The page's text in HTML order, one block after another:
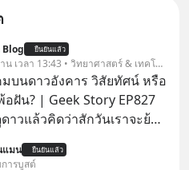
ยืนยันแล้ว
เมื่อวาน เวลา 13:43 • วิทยาศาสตร์ & เทคโนโลยี
บนดาวอังคาร วิสัยทัศน์ หรือ
อฝัน? | Geek Story EP827
าวแล้วคิดว่าสักวันเราจะย้าย
บอกไว้หรือเปล่า ภาพ
แมน ยืนยันแล้ว
ารบูสต์